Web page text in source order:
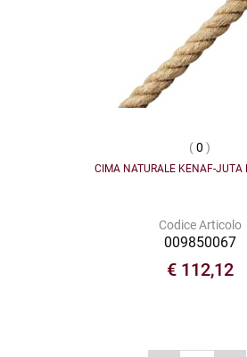
(0 )
CIMA NATURALE KENAF-
Codice Articolo
009850067
€ 112,12